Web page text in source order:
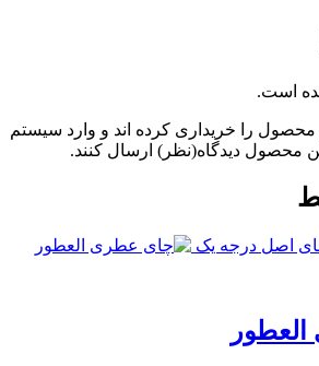
است.
را خریداری کرده اند و وارد سیستم
محصول دیدگاه(نظر) ارسال کنند.
اصل درجه یک